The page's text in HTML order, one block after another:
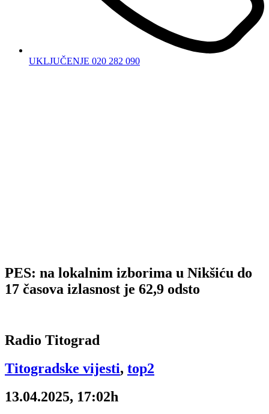
UKLJUČENJE 020 282 090
PES: na lokalnim izborima u Nikšiću do
17 časova izlasnost je 62,9 odsto
Radio Titograd
Titogradske vijesti, top2
13.04.2025, 17:02h